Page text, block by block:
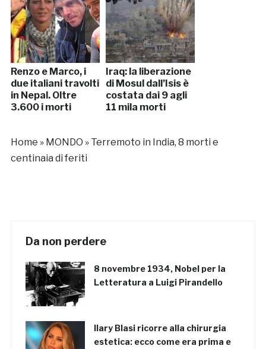
Renzo e Marco, i
due italiani travolti
in Nepal. Oltre
3.600 i morti
Iraq: la liberazione
di Mosul dall’Isis è
costata dai 9 agli
11 mila morti
Home » MONDO » Terremoto in India, 8 morti e
centinaia di feriti
Da non perdere
8 novembre 1934, Nobel per la
Letteratura a Luigi Pirandello
Ilary Blasi ricorre alla chirurgia
estetica: ecco come era prima e